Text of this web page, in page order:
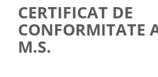
CERTIFICAT DE
CONFORMITATE
M.S.